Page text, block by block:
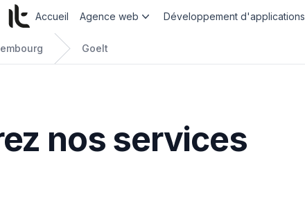
Accueil Agence web Développement d'applications
Goelt
nos services